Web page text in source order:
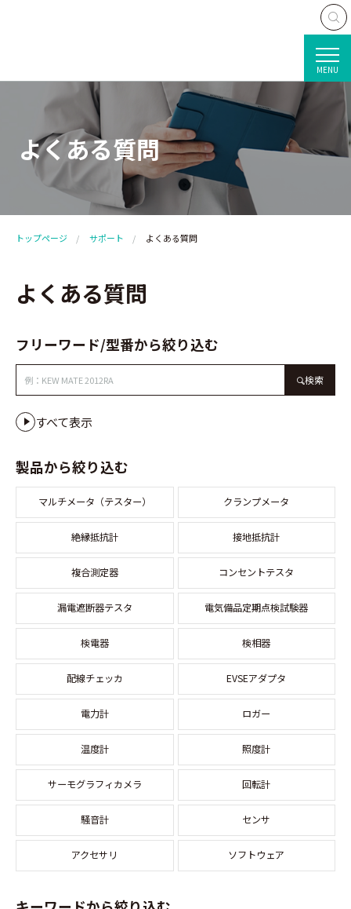
MENU
よくある質問
トップページ サポート よくある質問
よくある質問
フリーワード/型番から絞り込む
検索
すべて表示
製品から絞り込む
マルチメータ（テスター） クランプメータ
絶縁抵抗計 接地抵抗計
複合測定器 コンセントテスタ
漏電遮断器テスタ 電気備品定期点検試験器
検電器 検相器
配線チェッカ EVSEアダプタ
電力計 ロガー
温度計 照度計
サーモグラフィカメラ 回転計
騒音計 センサ
アクセサリ ソフトウェア